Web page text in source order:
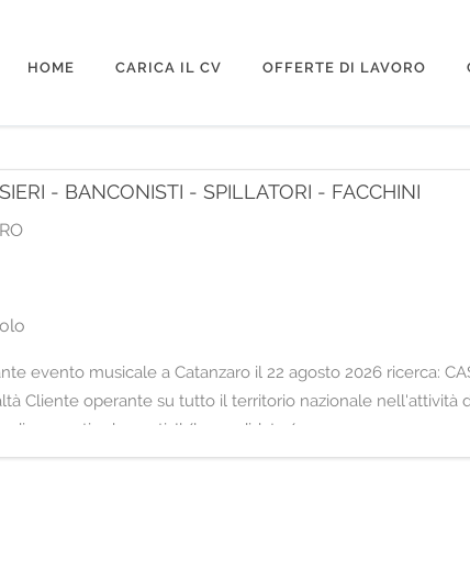
HOME CARICA IL CV OFFERTE DI LAVORO
- BANCONISTI - SPILLATORI - FACCHINI
evento musicale a Catanzaro il 22 agosto 2026 ricerca:
Cliente operante su tutto il territorio nazionale nell'attività
di concerti ed eventi. Il/la candidato/